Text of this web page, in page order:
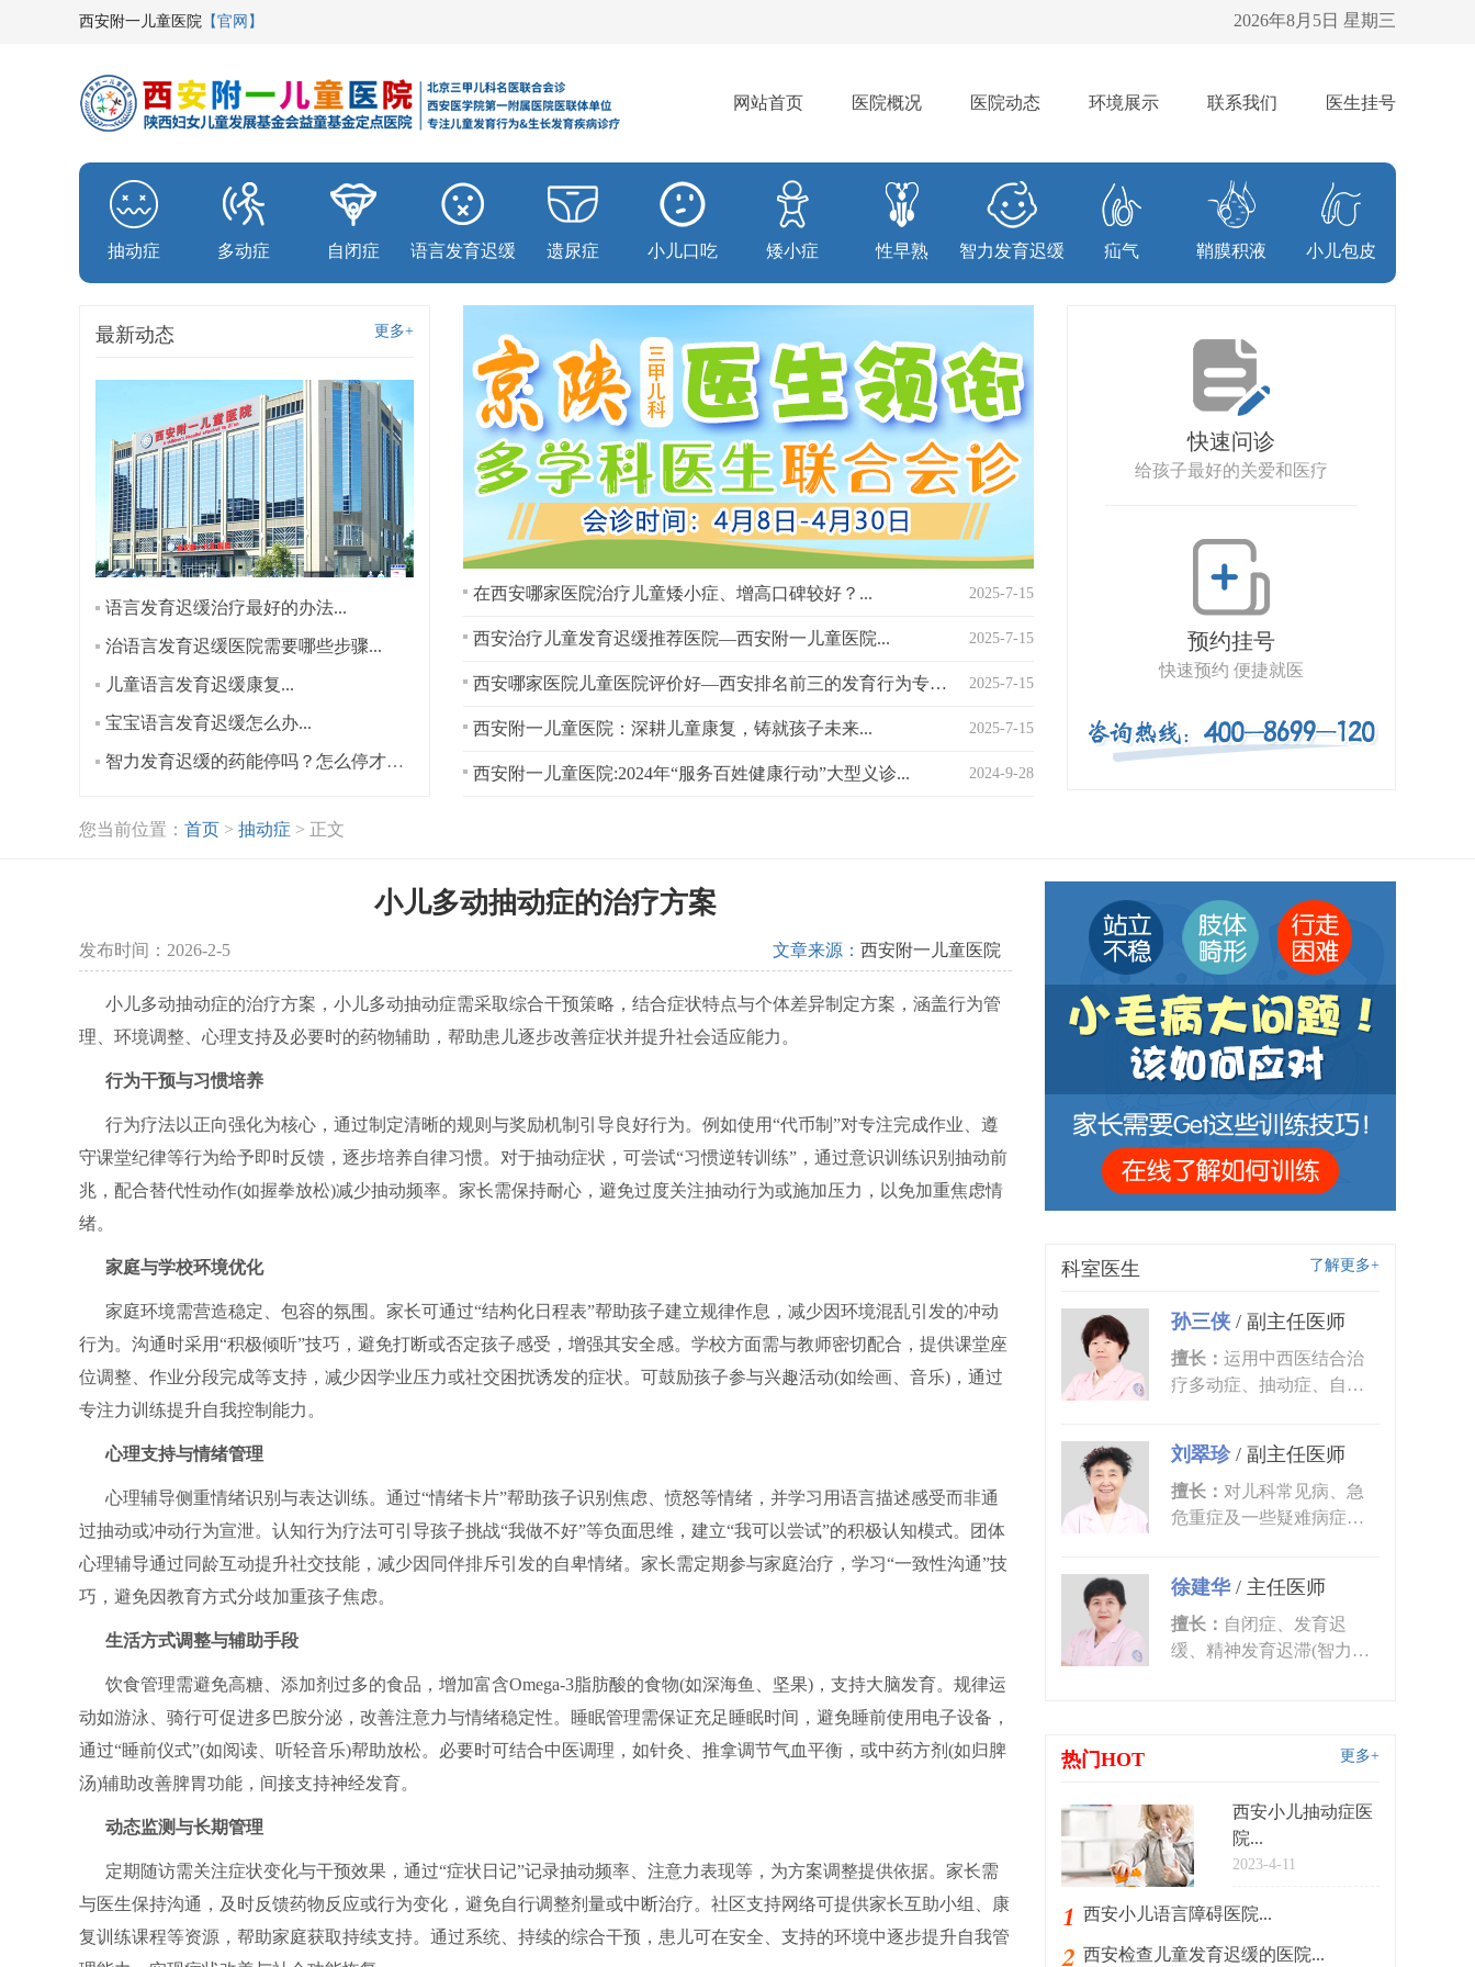
西安附一儿童医院 【官网】 2026年8月5日 星期三
网站首页 医院概况 医院动态 环境展示 联系我们 医生挂号
抽动症 多动症 自闭症 语言发育迟缓 遗尿症 小儿口吃 矮小症 性早熟 智力发育迟缓 疝气 鞘膜积液 小儿包皮
更多+
最新动态
语言发育迟缓治疗最好的办法...
治语言发育迟缓医院需要哪些步骤...
儿童语言发育迟缓康复...
宝宝语言发育迟缓怎么办...
智力发育迟缓的药能停吗？怎么停才安全？...
在西安哪家医院治疗儿童矮小症、增高口碑较好？... 2025-7-15
西安治疗儿童发育迟缓推荐医院—西安附一儿童医院... 2025-7-15
西安哪家医院儿童医院评价好—西安排名前三的发育行为专科医院？... 2025-7-15
西安附一儿童医院：深耕儿童康复，铸就孩子未来... 2025-7-15
西安附一儿童医院:2024年“服务百姓健康行动”大型义诊... 2024-9-28
快速问诊
给孩子最好的关爱和医疗
预约挂号
快速预约 便捷就医
您当前位置： 首页 > 抽动症 > 正文
小儿多动抽动症的治疗方案
发布时间：2026-2-5 文章来源： 西安附一儿童医院
小儿多动抽动症的治疗方案，小儿多动抽动症需采取综合干预策略，结合症状特点与个体差异制定方案，涵盖行为管
理、环境调整、心理支持及必要时的药物辅助，帮助患儿逐步改善症状并提升社会适应能力。
行为干预与习惯培养
行为疗法以正向强化为核心，通过制定清晰的规则与奖励机制引导良好行为。例如使用“代币制”对专注完成作业、遵
守课堂纪律等行为给予即时反馈，逐步培养自律习惯。对于抽动症状，可尝试“习惯逆转训练”，通过意识训练识别抽动前
兆，配合替代性动作(如握拳放松)减少抽动频率。家长需保持耐心，避免过度关注抽动行为或施加压力，以免加重焦虑情
绪。
家庭与学校环境优化
家庭环境需营造稳定、包容的氛围。家长可通过“结构化日程表”帮助孩子建立规律作息，减少因环境混乱引发的冲动
行为。沟通时采用“积极倾听”技巧，避免打断或否定孩子感受，增强其安全感。学校方面需与教师密切配合，提供课堂座
位调整、作业分段完成等支持，减少因学业压力或社交困扰诱发的症状。可鼓励孩子参与兴趣活动(如绘画、音乐)，通过
专注力训练提升自我控制能力。
心理支持与情绪管理
心理辅导侧重情绪识别与表达训练。通过“情绪卡片”帮助孩子识别焦虑、愤怒等情绪，并学习用语言描述感受而非通
过抽动或冲动行为宣泄。认知行为疗法可引导孩子挑战“我做不好”等负面思维，建立“我可以尝试”的积极认知模式。团体
心理辅导通过同龄互动提升社交技能，减少因同伴排斥引发的自卑情绪。家长需定期参与家庭治疗，学习“一致性沟通”技
巧，避免因教育方式分歧加重孩子焦虑。
生活方式调整与辅助手段
饮食管理需避免高糖、添加剂过多的食品，增加富含Omega-3脂肪酸的食物(如深海鱼、坚果)，支持大脑发育。规律运
动如游泳、骑行可促进多巴胺分泌，改善注意力与情绪稳定性。睡眠管理需保证充足睡眠时间，避免睡前使用电子设备，
通过“睡前仪式”(如阅读、听轻音乐)帮助放松。必要时可结合中医调理，如针灸、推拿调节气血平衡，或中药方剂(如归脾
汤)辅助改善脾胃功能，间接支持神经发育。
动态监测与长期管理
定期随访需关注症状变化与干预效果，通过“症状日记”记录抽动频率、注意力表现等，为方案调整提供依据。家长需
与医生保持沟通，及时反馈药物反应或行为变化，避免自行调整剂量或中断治疗。社区支持网络可提供家长互助小组、康
复训练课程等资源，帮助家庭获取持续支持。通过系统、持续的综合干预，患儿可在安全、支持的环境中逐步提升自我管
了解更多+
科室医生
孙三侠 / 副主任医师
擅长： 运用中西医结合治
疗多动症、抽动症、自闭
刘翠珍/ 副主任医师
擅长： 对儿科常见病、急
危重症及一些疑难病症的
徐建华/ 主任医师
擅长： 自闭症、发育迟
缓、精神发育迟滞(智力低
更多+
热门HOT
西安小儿抽动症医
院...
2023-4-11
西安小儿语言障碍医院...
西安检查儿童发育迟缓的医院...